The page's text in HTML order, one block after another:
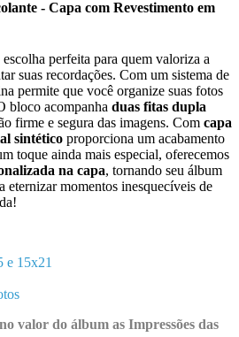
- Capa com Revestimento em
escolha perfeita para quem valoriza a
suas recordações. Com um sistema de
permite que você organize suas fotos
bloco acompanha duas fitas dupla
firme e segura das imagens. Com capa
sintético proporciona um acabamento
toque ainda mais especial, oferecemos
na capa, tornando seu álbum
eternizar momentos inesquecíveis de
e 15x21
valor do álbum as Impressões das